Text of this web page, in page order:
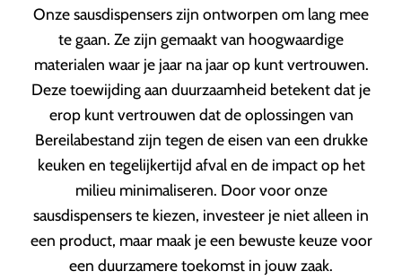
Onze sausdispensers zijn ontworpen om lang mee
te gaan. Ze zijn gemaakt van hoogwaardige
materialen waar je jaar na jaar op kunt vertrouwen.
Deze toewijding aan duurzaamheid betekent dat je
erop kunt vertrouwen dat de oplossingen van
Bereilabestand zijn tegen de eisen van een drukke
keuken en tegelijkertijd afval en de impact op het
milieu minimaliseren. Door voor onze
sausdispensers te kiezen, investeer je niet alleen in
een product, maar maak je een bewuste keuze voor
een duurzamere toekomst in jouw zaak.